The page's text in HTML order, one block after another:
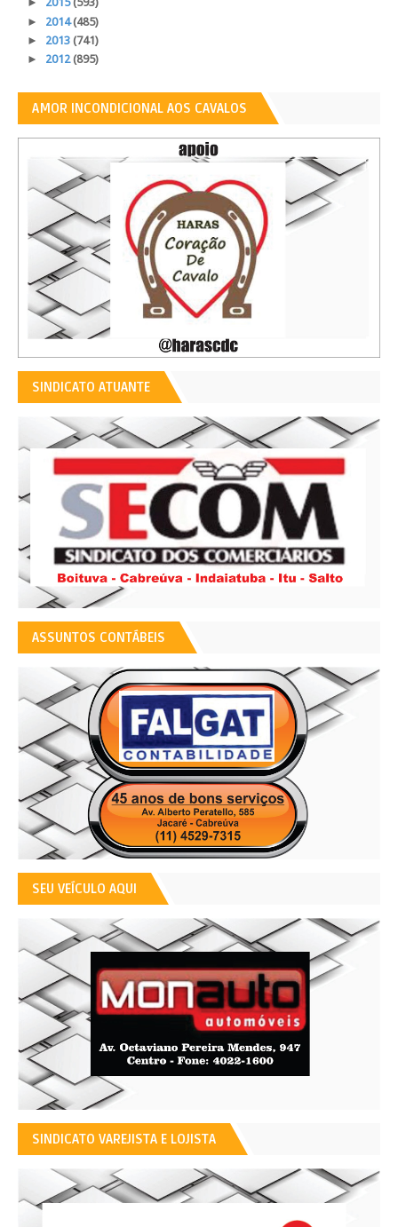
► 2014(485)
► 2013 (741)
► 2012(895)
AMOR INCONDICIONAL AOS CAVALOS
SINDICATO ATUANTE
ASSUNTOS CONTÁBEIS
SEU VEÍCULO AQUI
SINDICATO VAREJISTA E LOJISTA